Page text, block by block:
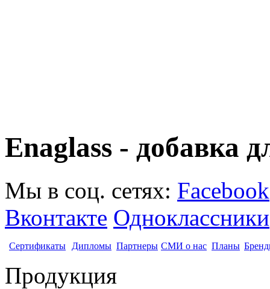
Enaglass - добавка
Мы в соц. сетях: Facebook
Вконтакте Одноклассники
Сертификаты Дипломы Партнеры СМИ о нас Планы
Продукция